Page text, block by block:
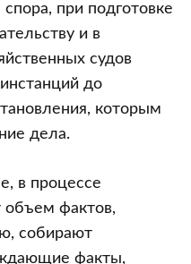
при подготовке
и в
судов
до
которым
дела.
в процессе
объем фактов,
собирают
факты,